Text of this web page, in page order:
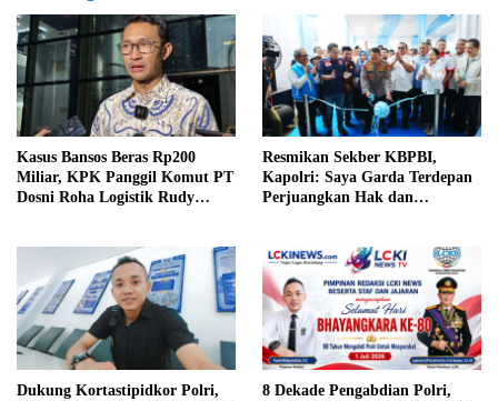
Kasus Bansos Beras Rp200
Miliar, KPK Panggil Komut PT
Dosni Roha Logistik Rudy
Resmikan Sekber KBPBI,
Kapolri: Saya Garda Terdepan
Perjuangkan Hak dan
Dukung Kortastipidkor Polri,
8 Dekade Pengabdian Polri,